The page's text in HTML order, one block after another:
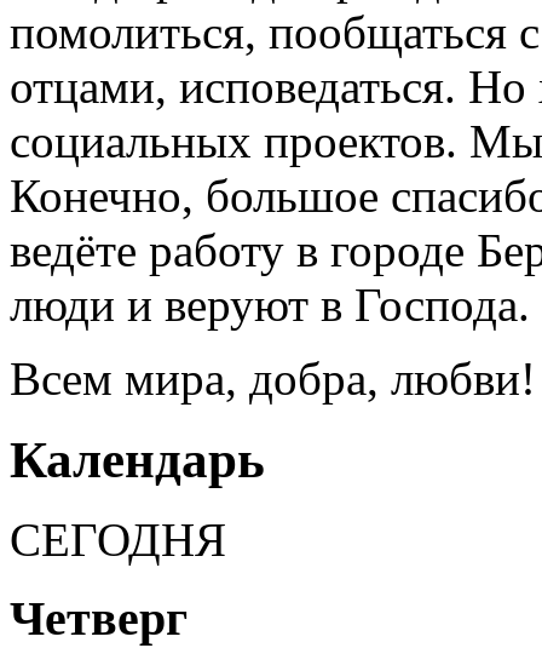
помолиться, пообщаться
отцами, исповедаться.
социальных проектов.
Конечно, большое
ведёте работу в городе
люди и веруют в Господа.
Всем мира, добра, любви!
Календарь
СЕГОДНЯ
Четверг